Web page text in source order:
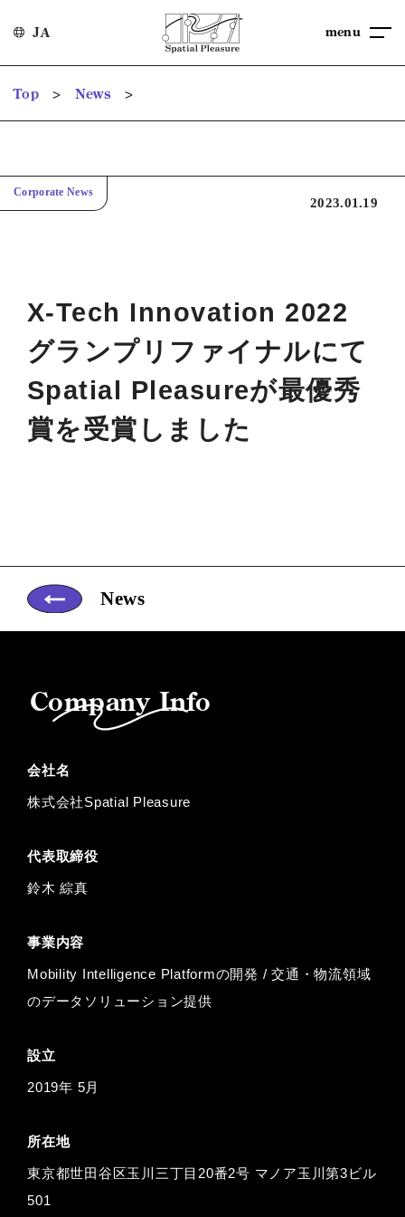
JA menu
Top > News >
Corporate News
2023.01.19
X-Tech Innovation 2022
グランプリファイナルにて
Spatial Pleasureが最優秀
賞を受賞しました
News
Company Info
会社名
株式会社Spatial Pleasure
代表取締役
鈴⽊ 綜真
事業内容
Mobility Intelligence Platformの開発 / 交通・物流領域
のデータソリューション提供
設立
2019年 5月
所在地
東京都世田谷区玉川三丁目20番2号 マノア玉川第3ビル
501